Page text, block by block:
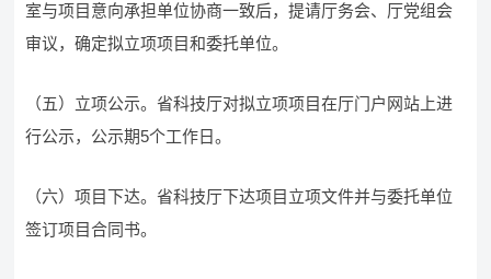
室与项目意向承担单位协商一致后，提请厅务会、厅党组会
审议，确定拟立项项目和委托单位。
（五）立项公示。省科技厅对拟立项项目在厅门户网站上进
行公示，公示期5个工作日。
（六）项目下达。省科技厅下达项目立项文件并与委托单位
签订项目合同书。